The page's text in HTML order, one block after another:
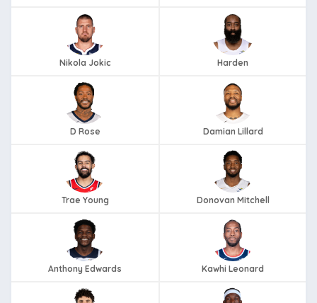
Nikola Jokic Harden
D Rose Damian Lillard
Trae Young Donovan Mitchell
Anthony Edwards Kawhi Leonard